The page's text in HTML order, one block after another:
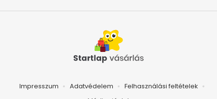
Impresszum Adatvédelem
Felhasználási feltételek